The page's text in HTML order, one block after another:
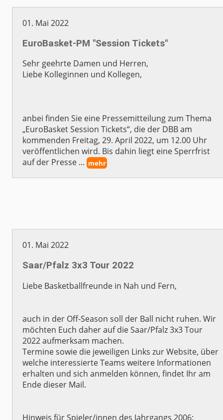
01. Mai 2022
EuroBasket-PM "Session Tickets"
Sehr geehrte Damen und Herren,
Liebe Kolleginnen und Kollegen,
anbei finden Sie eine Pressemitteilung zum Thema
„EuroBasket Session Tickets“, die der DBB am
kommenden Freitag, 29. April 2022, um 12.00 Uhr
veröffentlichen wird. Bis dahin liegt eine Sperrfrist
auf der Presse ... mehr
01. Mai 2022
Saar/Pfalz 3x3 Tour 2022
Liebe Basketballfreunde in Nah und Fern,
auch in der Off-Season soll der Ball nicht ruhen. Wir
möchten Euch daher auf die Saar/Pfalz 3x3 Tour
2022 aufmerksam machen.
Termine sowie die jeweiligen Links zur Website, über
welche interessierte Teams weitere Informationen
erhalten und sich anmelden können, findet Ihr am
Ende dieser Mail.
Hinweis für Spieler/innen des Jahrgangs 2006: